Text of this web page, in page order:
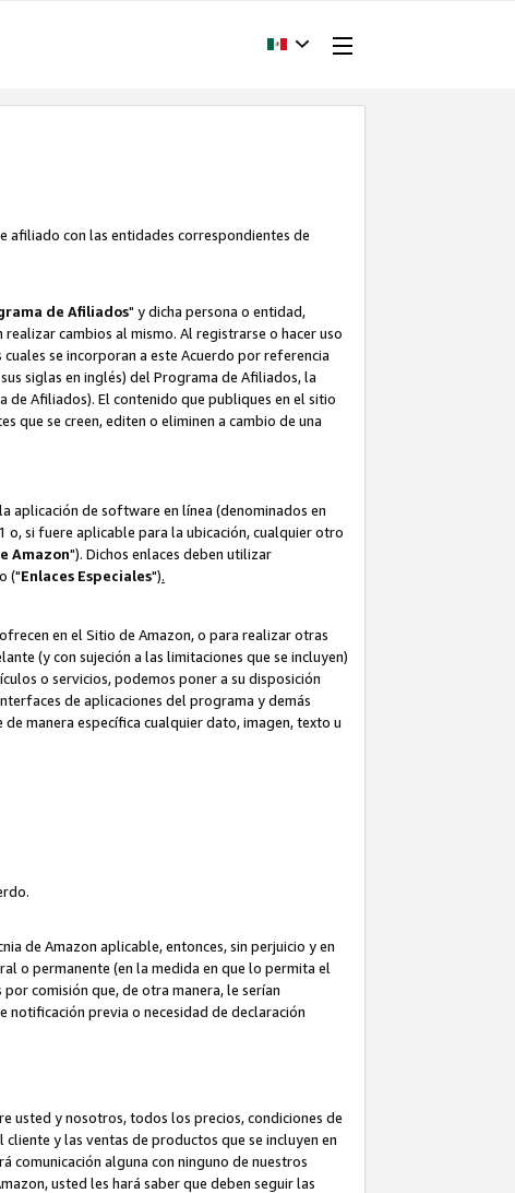
afiliado con las entidades correspondientes de
de Afiliados" y dicha persona o entidad,
realizar cambios al mismo. Al registrarse o hacer uso
se incorporan a este Acuerdo por referencia
siglas en inglés) del Programa de Afiliados, la
de Afiliados). El contenido que publiques en el sitio
que se creen, editen o eliminen a cambio de una
aplicación de software en línea (denominados en
o, si fuere aplicable para la ubicación, cualquier otro
Amazon"). Dichos enlaces deben utilizar
("Enlaces Especiales").
en el Sitio de Amazon, o para realizar otras
(y con sujeción a las limitaciones que se incluyen)
o servicios, podemos poner a su disposición
de aplicaciones del programa y demás
manera específica cualquier dato, imagen, texto u
de Amazon aplicable, entonces, sin perjuicio y en
o permanente (en la medida en que lo permita el
comisión que, de otra manera, le serían
notificación previa o necesidad de declaración
usted y nosotros, todos los precios, condiciones de
y las ventas de productos que se incluyen en
comunicación alguna con ninguno de nuestros
usted les hará saber que deben seguir las